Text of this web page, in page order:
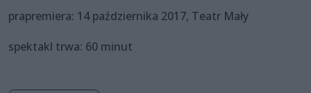
prapremiera: 14 października 2017, Teatr Mały
spektakl trwa: 60 minut